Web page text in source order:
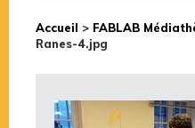
Accueil > FABLAB
Ranes-4.jpg